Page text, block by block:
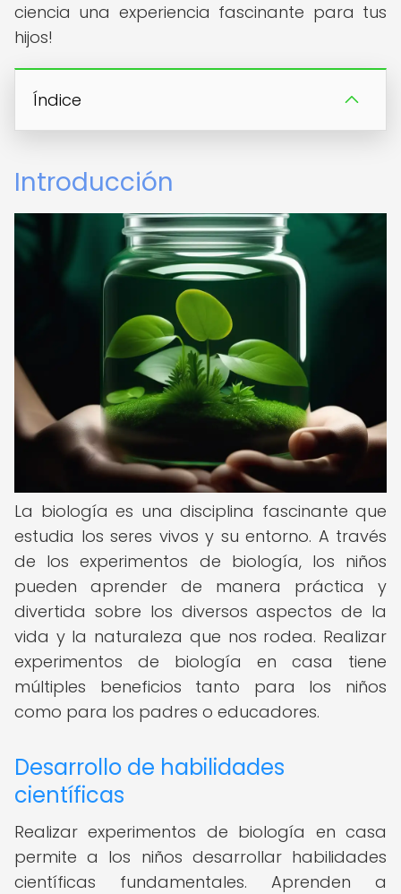
ciencia una experiencia fascinante para tus
hijos!
Índice
Introducción
La biología es una disciplina fascinante que
estudia los seres vivos y su entorno. A través
de los experimentos de biología, los niños
pueden aprender de manera práctica y
divertida sobre los diversos aspectos de la
vida y la naturaleza que nos rodea. Realizar
experimentos de biología en casa tiene
múltiples beneficios tanto para los niños
como para los padres o educadores.
Desarrollo de habilidades
científicas
Realizar experimentos de biología en casa
permite a los niños desarrollar habilidades
científicas fundamentales. Aprenden a